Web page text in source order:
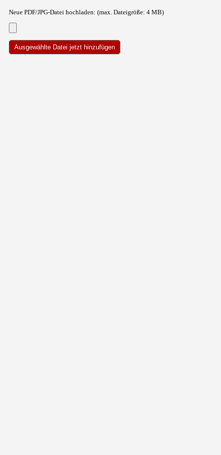
Neue PDF/JPG-Datei hochladen: (max. Dateigröße: 4 MB)